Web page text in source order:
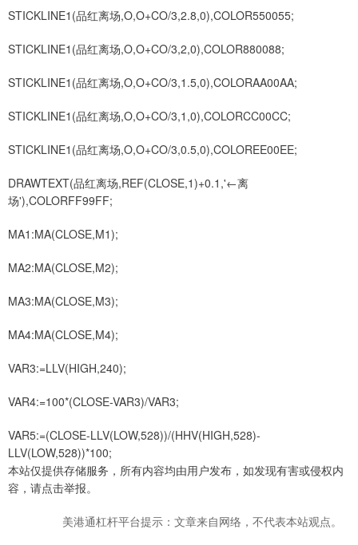
STICKLINE1(品红离场,O,O+CO/3,2.8,0),COLOR550055;
STICKLINE1(品红离场,O,O+CO/3,2,0),COLOR880088;
STICKLINE1(品红离场,O,O+CO/3,1.5,0),COLORAA00AA;
STICKLINE1(品红离场,O,O+CO/3,1,0),COLORCC00CC;
STICKLINE1(品红离场,O,O+CO/3,0.5,0),COLOREE00EE;
DRAWTEXT(品红离场,REF(CLOSE,1)+0.1,'←离
场'),COLORFF99FF;
MA1:MA(CLOSE,M1);
MA2:MA(CLOSE,M2);
MA3:MA(CLOSE,M3);
MA4:MA(CLOSE,M4);
VAR3:=LLV(HIGH,240);
VAR4:=100*(CLOSE-VAR3)/VAR3;
VAR5:=(CLOSE-LLV(LOW,528))/(HHV(HIGH,528)-
LLV(LOW,528))*100;
本站仅提供存储服务，所有内容均由用户发布，如发现有害或侵权内
容，请点击举报。
美港通杠杆平台提示：文章来自网络，不代表本站观点。